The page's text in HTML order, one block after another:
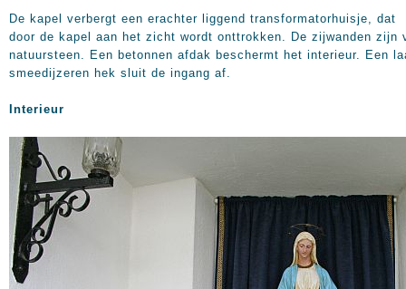
De kapel verbergt een erachter liggend transformatorhuisje, dat
door de kapel aan het zicht wordt onttrokken. De zijwanden zijn
natuursteen. Een betonnen afdak beschermt het interieur. Een
smeedijzeren hek sluit de ingang af.
Interieur